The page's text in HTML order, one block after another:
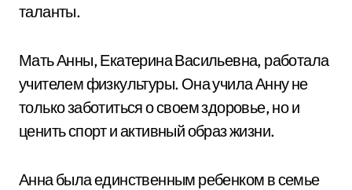
таланты.
Мать Анны, Екатерина Васильевна, работала
учителем физкультуры. Она учила Анну не
только заботиться о своем здоровье, но и
ценить спорт и активный образ жизни.
Анна была единственным ребенком в семье